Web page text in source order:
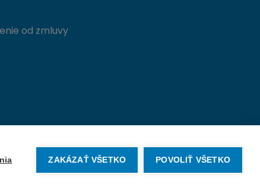
ZAKÁZAŤ VŠETKO POVOLIŤ VŠETKO
od zmluvy
Vytvorené na mieru oddenva.sk